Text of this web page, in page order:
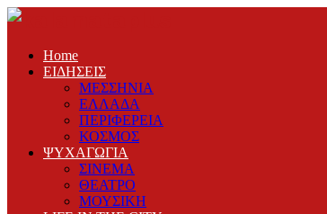
Home
ΕΙΔΗΣΕΙΣ
ΜΕΣΣΗΝΙΑ
ΕΛΛΑΔΑ
ΠΕΡΙΦΕΡΕΙΑ
ΚΟΣΜΟΣ
ΨΥΧΑΓΩΓΙΑ
ΣΙΝΕΜΑ
ΘΕΑΤΡΟ
ΜΟΥΣΙΚΗ